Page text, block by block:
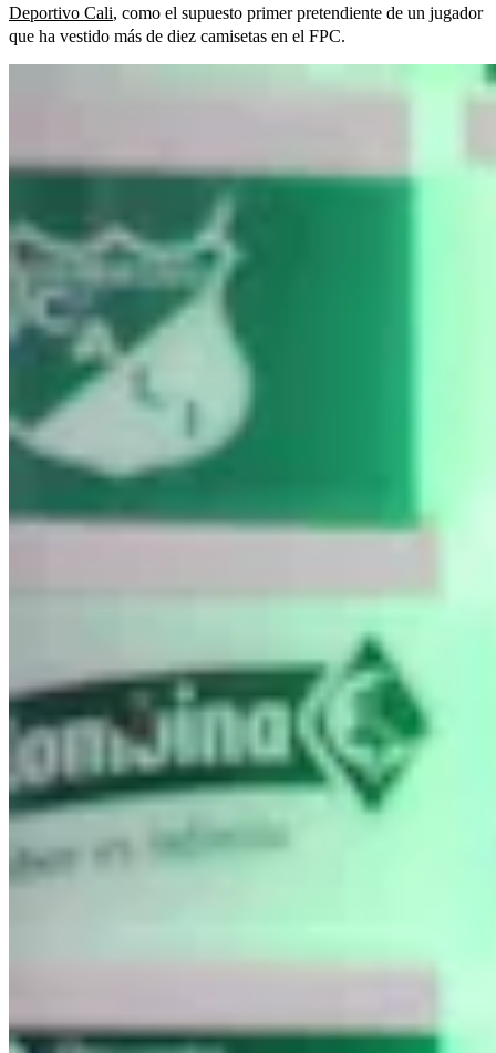
Deportivo Cali, como el supuesto primer pretendiente de un jugador
que ha vestido más de diez camisetas en el FPC.